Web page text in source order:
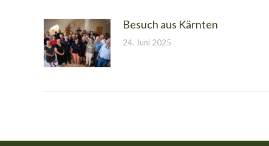
Besuch aus Kärnten
24. Juni 2025